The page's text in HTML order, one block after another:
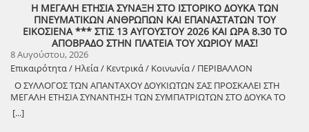
Η ΜΕΓΑΛΗ ΕΤΗΣΙΑ ΣΥΝΑΞΗ ΣΤΟ ΙΣΤΟΡΙΚΟ ΔΟΥΚΑ ΤΩΝ
ΠΝΕΥΜΑΤΙΚΩΝ ΑΝΘΡΩΠΩΝ ΚΑΙ ΕΠΑΝΑΣΤΑΤΩΝ ΤΟΥ
ΕΙΚΟΣΙΕΝΑ *** ΣΤΙΣ 13 ΑΥΓΟΥΣΤΟΥ 2026 ΚΑΙ ΩΡΑ 8.30 ΤΟ
ΑΠΟΒΡΑΔΟ ΣΤΗΝ ΠΛΑΤΕΙΑ ΤΟΥ ΧΩΡΙΟΥ ΜΑΣ!
8 Αυγούστου, 2026
Επικαιρότητα / Ηλεία / Κεντρικά / Κοινωνία / ΠΕΡΙΒΑΛΛΟΝ
Ο ΣΥΛΛΟΓΟΣ ΤΩΝ ΑΠΑΝΤΑΧΟΥ ΔΟΥΚΙΩΤΩΝ ΣΑΣ ΠΡΟΣΚΑΛΕΙ ΣΤΗ
ΜΕΓΑΛΗ ΕΤΗΣΙΑ ΣΥΝΑΝΤΗΣΗ ΤΩΝ ΣΥΜΠΑΤΡΙΩΤΩΝ ΣΤΟ ΔΟΥΚΑ ΤΟ
ΑΘΑΝΑΤΟ! Μεγάλη η χαρά η δική μας για το ριζιμιό μας και για
τον επαναστάτη πρόγονό μας που πολέμησε με το σπαθί στο χέρι
[...]